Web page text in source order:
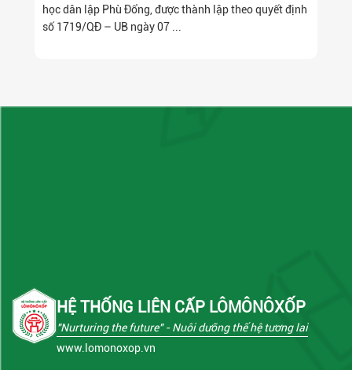
học dân lập Phù Đổng, được thành lập theo quyết định
số 1719/QĐ – UB ngày 07 ...
HỆ THỐNG LIÊN CẤP LÔMÔNÔXỐP
"Nurturing the future"- Nuôi dưỡng thế hệ tương lai
www.lomonoxop.vn